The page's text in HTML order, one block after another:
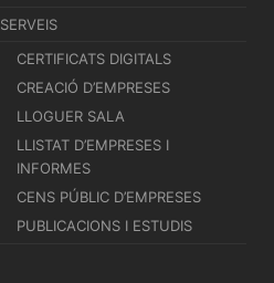
SERVEIS
CERTIFICATS DIGITALS
CREACIÓ D’EMPRESES
LLOGUER SALA
LLISTAT D’EMPRESES I
INFORMES
CENS PÚBLIC D’EMPRESES
PUBLICACIONS I ESTUDIS